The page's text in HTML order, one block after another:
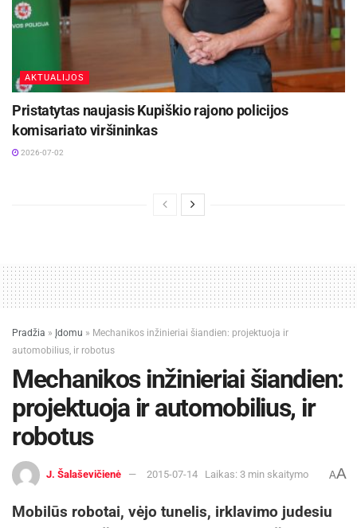
AKTUALIJOS
Pristatytas naujasis Kupiškio rajono policijos
komisariato viršininkas
2026-07-02
Pradžia » Įdomu » Mechanikos inžinieriai šiandien: projektuoja ir
automobilius, ir robotus
Mechanikos inžinieriai šiandien:
projektuoja ir automobilius, ir
robotus
J. Šalaševičienė 2015-07-14 Laikas: 3 min skaitymo AA
Mobilūs robotai, vėjo tunelis, irklavimo judesiu